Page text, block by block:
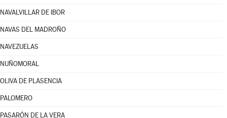
NAVALVILLAR DE IBOR
NAVAS DEL MADROÑO
NAVEZUELAS
NUÑOMORAL
OLIVA DE PLASENCIA
PALOMERO
PASARÓN DE LA VERA